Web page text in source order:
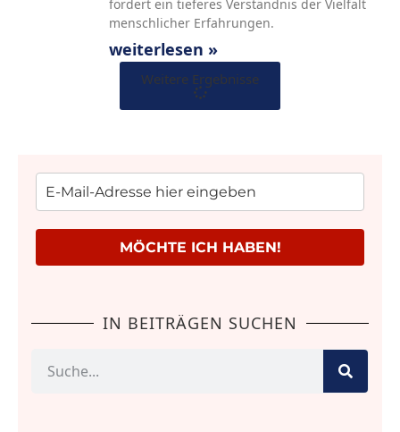
fördert ein tieferes Verständnis der Vielfalt
menschlicher Erfahrungen.
weiterlesen »
Weitere Ergebnisse
MÖCHTE ICH HABEN!
IN BEITRÄGEN SUCHEN